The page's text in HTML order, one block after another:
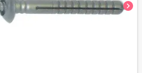
chevron_right